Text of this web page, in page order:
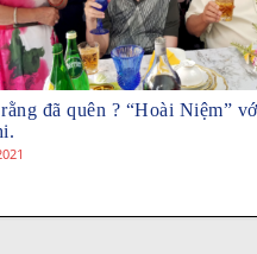
đã quên ? “Hoài Niệm”